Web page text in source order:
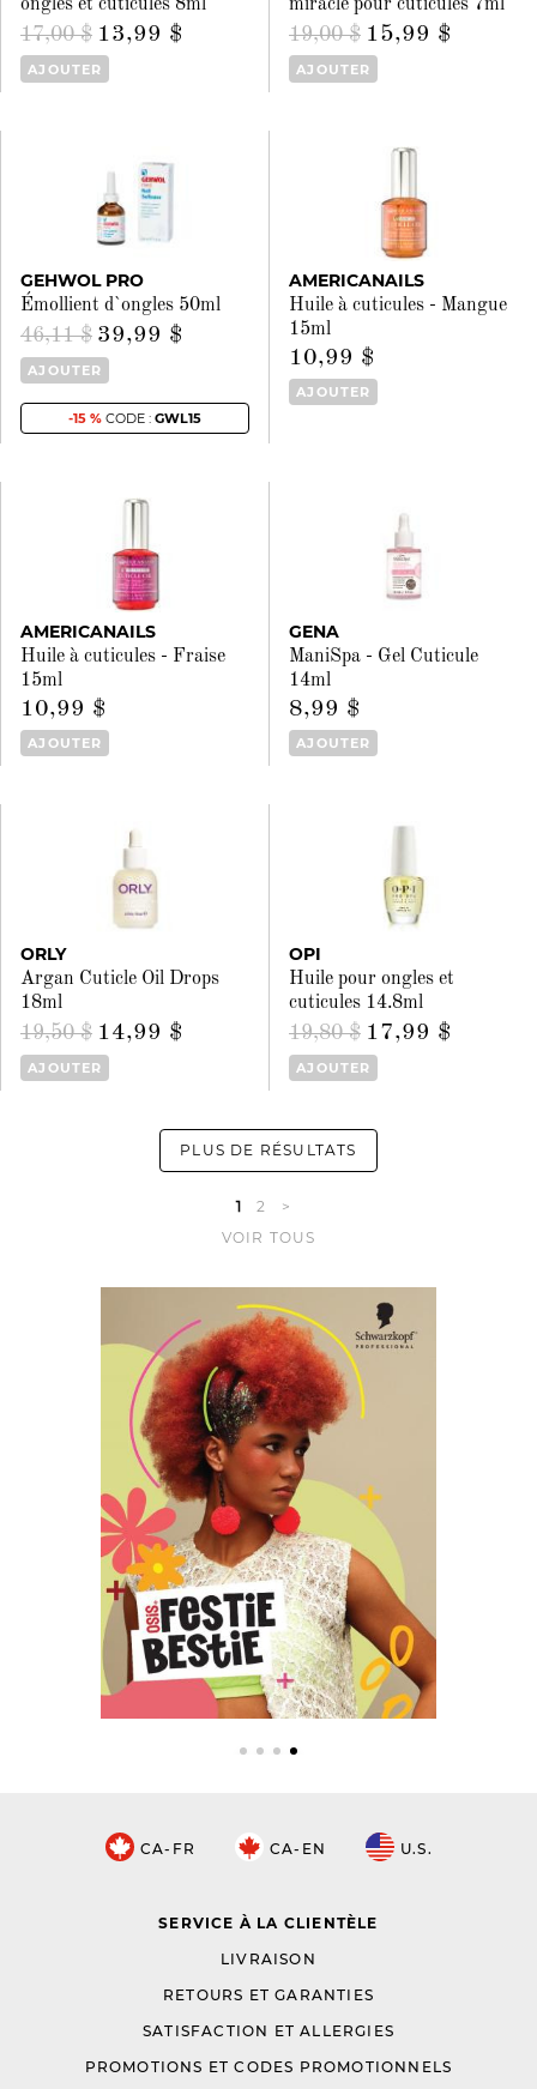
ongles et cuticules 8ml
17,00 $ 13,99 $
AJOUTER
miracle pour cuticules 7ml
19,00 $ 15,99 $
AJOUTER
GEHWOL PRO
Émollient d`ongles 50ml
46,11 $ 39,99 $
AJOUTER
-15 % CODE : GWL15
AMERICANAILS
Huile à cuticules - Mangue
15ml
10,99 $
AJOUTER
AMERICANAILS
Huile à cuticules - Fraise
15ml
10,99 $
AJOUTER
GENA
ManiSpa - Gel Cuticule
14ml
8,99 $
AJOUTER
ORLY
Argan Cuticle Oil Drops
18ml
19,50 $ 14,99 $
AJOUTER
OPI
Huile pour ongles et
cuticules 14.8ml
19,80 $ 17,99 $
AJOUTER
PLUS DE RÉSULTATS
1 2
>
VOIR TOUS
CA-FR CA-EN U.S.
SERVICE À LA CLIENTÈLE
LIVRAISON
RETOURS ET GARANTIES
SATISFACTION ET ALLERGIES
PROMOTIONS ET CODES PROMOTIONNELS